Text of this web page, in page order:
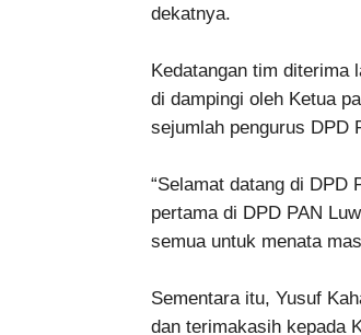
dekatnya.
Kedatangan tim diterima
di dampingi oleh Ketua
sejumlah pengurus DPD
“Selamat datang di DPD
pertama di DPD PAN
semua untuk menata
Sementara itu, Yusuf
dan terimakasih kepada